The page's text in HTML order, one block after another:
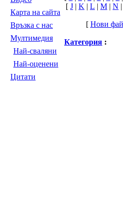
Карта на сайта
Връзка с нас
Мултимедия
Най-сваляни
Най-оценени
Цитати
[ J | K | L | M | N |
[ Нови
Категория :